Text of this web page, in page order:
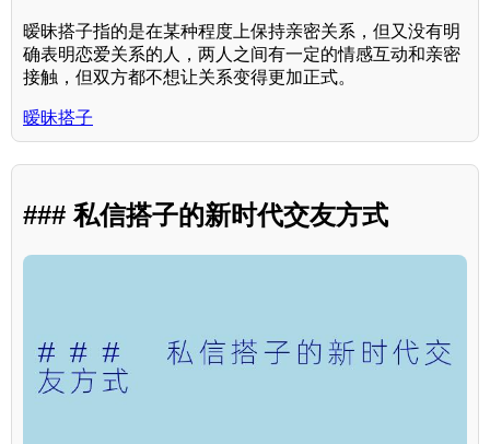
暧昧搭子指的是在某种程度上保持亲密关系，但又没有明
确表明恋爱关系的人，两人之间有一定的情感互动和亲密
接触，但双方都不想让关系变得更加正式。
暧昧搭子
### 私信搭子的新时代交友方式